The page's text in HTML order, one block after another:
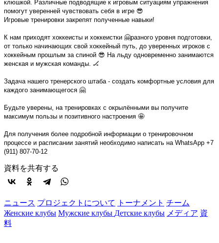
клюшкой. Различные подводящие к игровым ситуациям упражнения
помогут уверенней чувствовать себя в игре 😎
Игровые тренировки закрепят полученные навыки!
К нам приходят хоккеисты и хоккеистки 🤗разного уровня подготовки,
от только начинающих свой хоккейный путь, до уверенных игроков с
хоккейным прошлым за спиной 😎 На льду одновременно занимаются
женская и мужская команды. 🏒
Задача нашего тренерского штаба - создать комфортные условия для
каждого занимающегося 🤗
Будьте уверены, на тренировках с окрылёнными вы получите
максимум пользы и позитивного настроения 🤩
Для получения более подробной информации о тренировочном
процессе и расписании занятий необходимо написать на WhatsApp +7
(911) 807-70-12
資料を共有する
ニュース プロジェクトについて トーナメント チーム
Женские клубы Мужские клубы Детские клубы メディア 資
料